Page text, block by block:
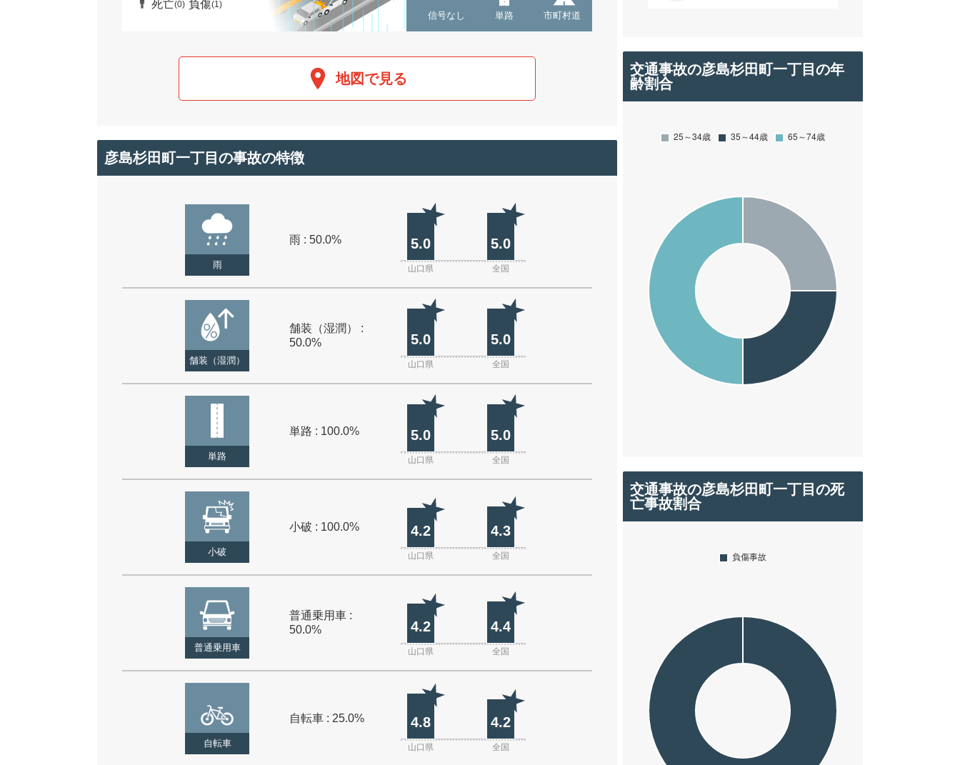
死亡(0) 負傷(1)
信号なし 単路 市町村道
地図で見る
彦島杉田町一丁目の事故の特徴
雨
雨 : 50.0% 5.0 5.0
山口県 全国
舗装（湿潤）
舗装（湿潤） :
50.0%
5.0 5.0
山口県 全国
単路
単路 : 100.0% 5.0 5.0
山口県 全国
小破
小破 : 100.0% 4.2 4.3
山口県 全国
普通乗用車
普通乗用車 :
50.0%
4.2 4.4
山口県 全国
自転車
自転車 : 25.0% 4.8 4.2
山口県 全国
交通事故の彦島杉田町一丁目の年
齢割合
交通事故の彦島杉田町一丁目の死
亡事故割合